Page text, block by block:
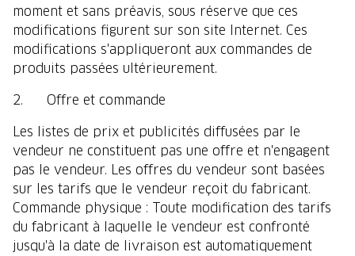
moment et sans préavis, sous réserve que ces
modifications figurent sur son site Internet. Ces
modifications s'appliqueront aux commandes de
produits passées ultérieurement.
2. Offre et commande
Les listes de prix et publicités diffusées par le
vendeur ne constituent pas une offre et n'engagent
pas le vendeur. Les offres du vendeur sont basées
sur les tarifs que le vendeur reçoit du fabricant.
Commande physique : Toute modification des tarifs
du fabricant à laquelle le vendeur est confronté
jusqu'à la date de livraison est automatiquement